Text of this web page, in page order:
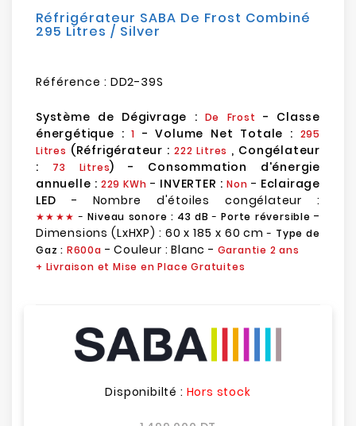
Réfrigérateur SABA De Frost Combiné
295 Litres / Silver
Référence : DD2-39S
Système de Dégivrage : De Frost
- Classe
énergétique : 1 - Volume Net Totale : 295
Litres (Réfrigérateur :222 Litres , Congélateur
: 73 Litres) - Consommation d'énergie
annuelle : 229 KWh- INVERTER : Non - Eclairage
LED - Nombre d'étoiles congélateur :
★★ ★★ - Niveau sonore : 43 dB -Porte réversible-
Dimensions (LxHXP) : 60 x 185 x 60 cm- Type de
Gaz : R600a - Couleur : Blanc - Garantie 2 ans
+ Livraison et Mise en Place Gratuites
Disponibilté : Hors stock